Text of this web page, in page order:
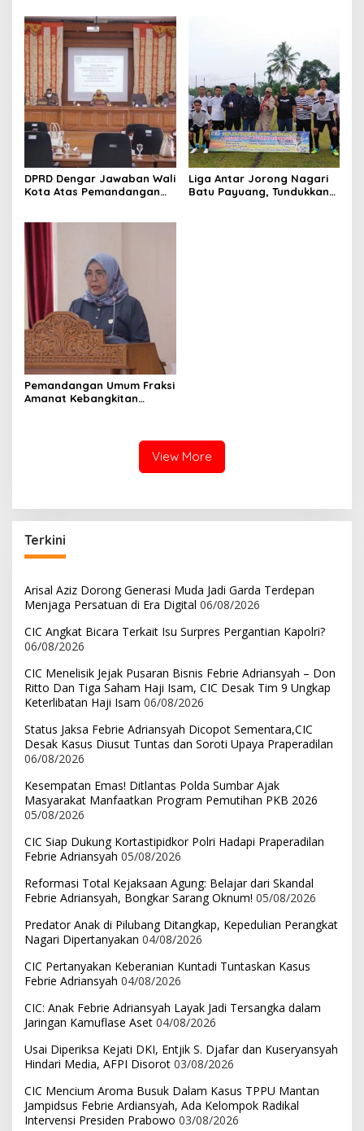
DPRD Dengar Jawaban Wali
Kota Atas Pemandangan
Anggaran 2022
Liga Antar Jorong Nagari
Batu Payuang, Tundukkan
Pemandangan Umum Fraksi
Amanat Kebangkitan
View More
Terkini
Arisal Aziz Dorong Generasi Muda Jadi Garda Terdepan
Menjaga Persatuan di Era Digital 06/08/2026
CIC Angkat Bicara Terkait Isu Surpres Pergantian Kapolri?
06/08/2026
CIC Menelisik Jejak Pusaran Bisnis Febrie Adriansyah – Don
Ritto Dan Tiga Saham Haji Isam, CIC Desak Tim 9 Ungkap
Keterlibatan Haji Isam 06/08/2026
Status Jaksa Febrie Adriansyah Dicopot Sementara,CIC
Desak Kasus Diusut Tuntas dan Soroti Upaya Praperadilan
06/08/2026
Kesempatan Emas! Ditlantas Polda Sumbar Ajak
Masyarakat Manfaatkan Program Pemutihan PKB 2026
05/08/2026
CIC Siap Dukung Kortastipidkor Polri Hadapi Praperadilan
Febrie Adriansyah 05/08/2026
Reformasi Total Kejaksaan Agung: Belajar dari Skandal
Febrie Adriansyah, Bongkar Sarang Oknum! 05/08/2026
Predator Anak di Pilubang Ditangkap, Kepedulian Perangkat
Nagari Dipertanyakan 04/08/2026
CIC Pertanyakan Keberanian Kuntadi Tuntaskan Kasus
Febrie Adriansyah 04/08/2026
CIC: Anak Febrie Adriansyah Layak Jadi Tersangka dalam
Jaringan Kamuflase Aset 04/08/2026
Usai Diperiksa Kejati DKI, Entjik S. Djafar dan Kuseryansyah
Hindari Media, AFPI Disorot 03/08/2026
CIC Mencium Aroma Busuk Dalam Kasus TPPU Mantan
Jampidsus Febrie Ardiansyah, Ada Kelompok Radikal
Intervensi Presiden Prabowo 03/08/2026